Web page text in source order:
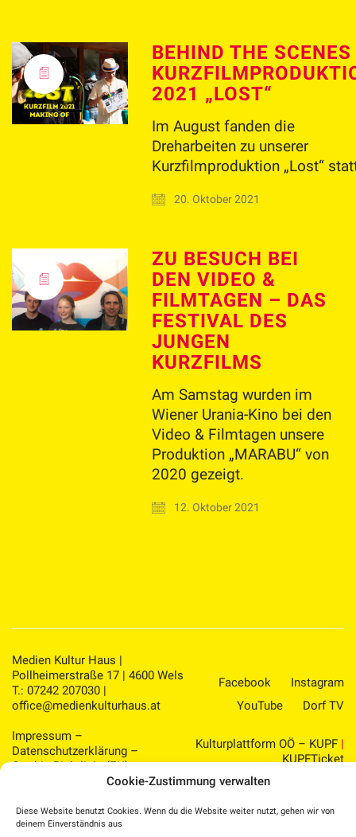
Cookie-Zustimmung verwalten
Diese Website benutzt Cookies. Wenn du die Website weiter nutzt, gehen wir von
deinem Einverständnis aus
BEHIND THE
2021 „LOST“
Im August fanden die
Dreharbeiten zu unserer
Kurzfilmproduktion „Lost“
20. Oktober 2021
ZU BESUCH BEI
DEN VIDEO &
FILMTAGEN – DAS
FESTIVAL DES
JUNGEN
KURZFILMS
Am Samstag wurden im
Wiener Urania-Kino bei den
Video & Filmtagen unsere
Produktion „MARABU“ von
2020 gezeigt.
12. Oktober 2021
Facebook
Instagram
YouTube
Dorf TV
Kulturplattform OÖ – KUPF |
KUPFTicket
Medien Kultur Haus |
Pollheimerstraße 17 | 4600 Wels
T.: 07242 207030 |
office@medienkulturhaus.at
Impressum –
Datenschutzerklärung –
Cookie-Richtlinie (EU)
Kinderschutzkonzept–Presse